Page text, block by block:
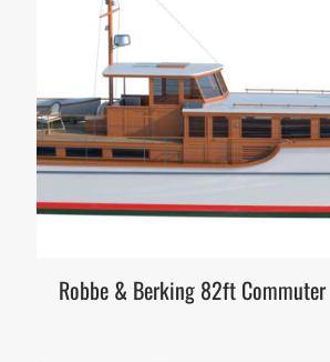
Robbe & Berking 82ft Commuter